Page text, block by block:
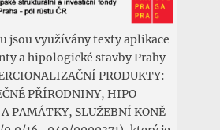
jsou využívány texty aplikace
a hipologické stavby Prahy
PRODUKTY:
PŘÍRODNINY, HIPO
PAMÁTKY, SLUŽEBNÍ KONĚ